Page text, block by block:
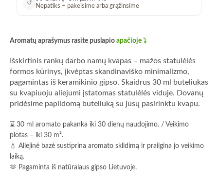
↺ Nepatiks – pakeisime arba grąžinsime
Aromatų aprašymus rasite puslapio apačioje ⤵️
Išskirtinis rankų darbo namų kvapas – mažos statulėlės
formos kūrinys, įkvėptas skandinaviško minimalizmo,
pagamintas iš keramikinio gipso. Skaidrus 30 ml buteliukas
su kvapiuoju aliejumi įstatomas statulėlės viduje. Dovanų
pridėsime papildomą buteliuką su jūsų pasirinktu kvapu.
⌛ 30 ml aromato pakanka iki 30 dienų naudojimo. / Veikimo
plotas – iki 30 m².
💧 Aliejinė bazė sustiprina aromato sklidimą ir prailgina jo veikimo
laiką.
🫶 Pagaminta iš natūralaus gipso Lietuvoje.